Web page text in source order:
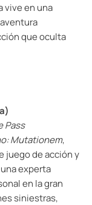
vive en una
que oculta
Pass
Mutationem,
juego de acción y
experta
en la gran
siniestras,